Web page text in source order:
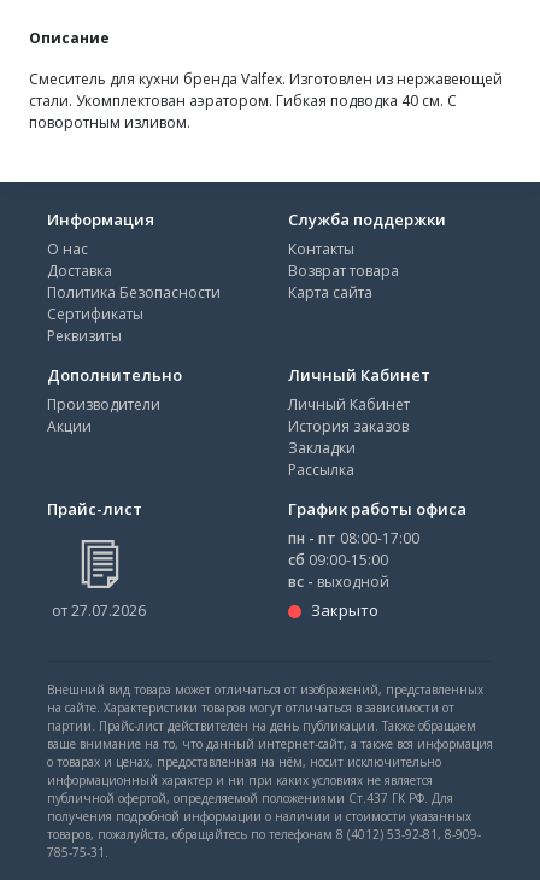
Описание
Смеситель для кухни бренда Valfex. Изготовлен из нержавеющей
стали. Укомплектован аэратором. Гибкая подводка 40 см. С
поворотным изливом.
Информация
О нас
Доставка
Политика Безопасности
Сертификаты
Реквизиты
Служба поддержки
Контакты
Возврат товара
Карта сайта
Дополнительно
Производители
Акции
Личный Кабинет
Личный Кабинет
История заказов
Закладки
Рассылка
Прайс-лист
от 27.07.2026
График работы офиса
пн - пт 08:00-17:00
сб 09:00-15:00
вс - выходной
Закрыто
Внешний вид товара может отличаться от изображений, представленных
на сайте. Характеристики товаров могут отличаться в зависимости от
партии. Прайс-лист действителен на день публикации. Также обращаем
ваше внимание на то, что данный интернет-сайт, а также вся информация
о товарах и ценах, предоставленная на нём, носит исключительно
информационный характер и ни при каких условиях не является
публичной офертой, определяемой положениями Ст.437 ГК РФ. Для
получения подробной информации о наличии и стоимости указанных
товаров, пожалуйста, обращайтесь по телефонам 8 (4012) 53-92-81, 8-909-
785-75-31.